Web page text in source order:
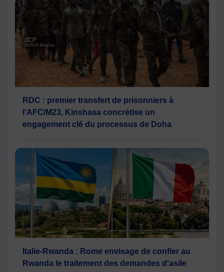
RDC : premier transfert de prisonniers à
l'AFC/M23, Kinshasa concrétise un
engagement clé du processus de Doha
Italie-Rwanda : Rome envisage de confier au
Rwanda le traitement des demandes d'asile